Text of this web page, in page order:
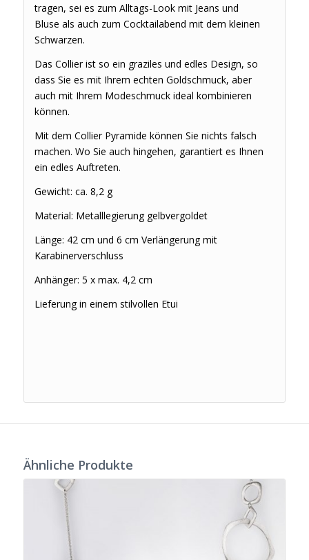
tragen, sei es zum Alltags-Look mit Jeans und
Bluse als auch zum Cocktailabend mit dem kleinen
Schwarzen.
Das Collier ist so ein graziles und edles Design, so
dass Sie es mit Ihrem echten Goldschmuck, aber
auch mit Ihrem Modeschmuck ideal kombinieren
können.
Mit dem Collier Pyramide können Sie nichts falsch
machen. Wo Sie auch hingehen, garantiert es Ihnen
ein edles Auftreten.
Gewicht: ca. 8,2 g
Material: Metalllegierung gelbvergoldet
Länge: 42 cm und 6 cm Verlängerung mit
Karabinerverschluss
Anhänger: 5 x max. 4,2 cm
Lieferung in einem stilvollen Etui
Ähnliche Produkte